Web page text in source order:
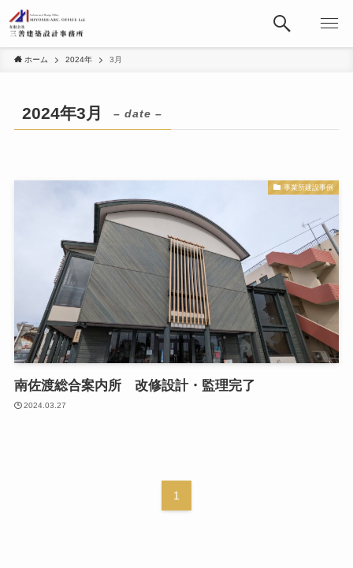
ホーム 2024年 3月
2024年3月 – date –
事業所建設事例
南佐渡総合案内所 改修設計・監理完了
2024.03.27
1